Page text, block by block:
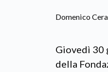
Domenico
Giovedì 30
della